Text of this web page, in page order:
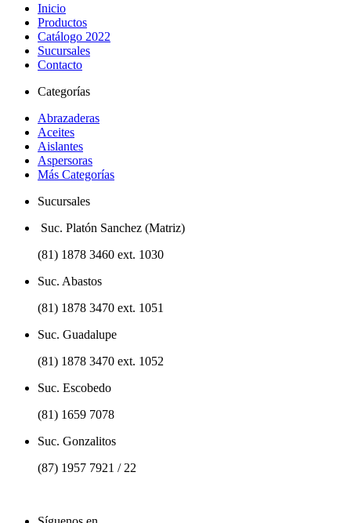
Inicio
Productos
Catálogo 2022
Sucursales
Contacto
Categorías
Abrazaderas
Aceites
Aislantes
Aspersoras
Más Categorías
Sucursales
Suc. Platón Sanchez (Matriz)
(81) 1878 3460 ext. 1030
Suc. Abastos
(81) 1878 3470 ext. 1051
Suc. Guadalupe
(81) 1878 3470 ext. 1052
Suc. Escobedo
(81) 1659 7078
Suc. Gonzalitos
(87) 1957 7921 / 22